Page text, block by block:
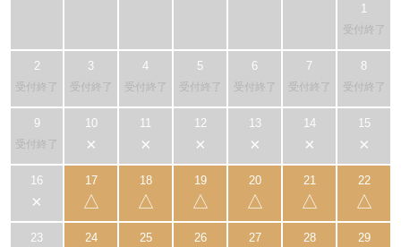
受付終了
受付終了 受付終了 受付終了 受付終了 受付終了 受付終了 受付終了
受付終了 × × × × × ×
× △ △ △ △ △ △